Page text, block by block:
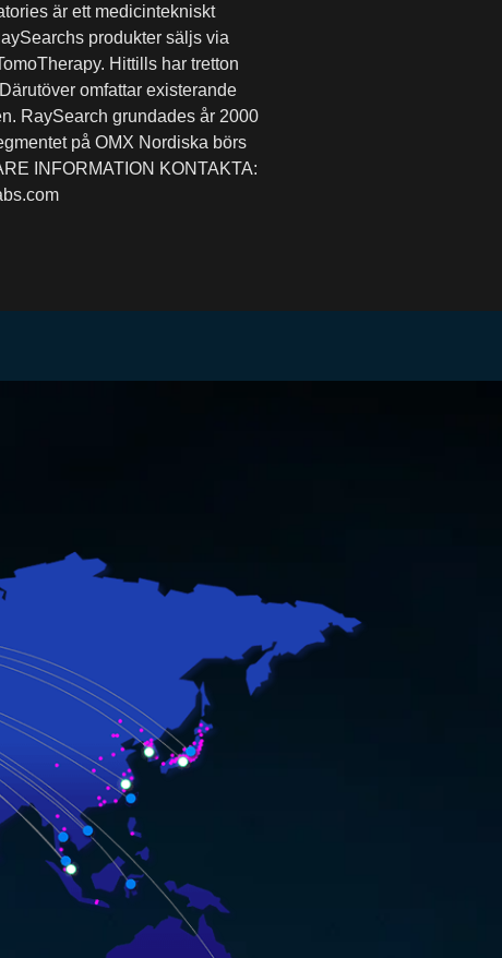
är ett medicintekniskt
produkter säljs via
Hittills har tretton
omfattar existerande
RaySearch grundades år 2000
på OMX Nordiska börs
INFORMATION KONTAKTA: